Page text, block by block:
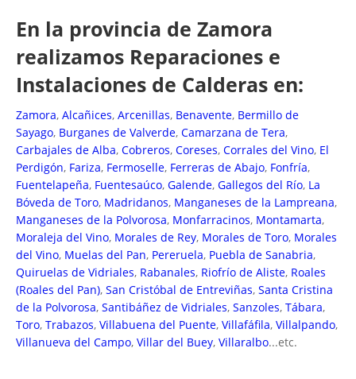
En la provincia de Zamora
realizamos Reparaciones e
Instalaciones de Calderas en:
Zamora, Alcañices, Arcenillas, Benavente, Bermillo de
Sayago, Burganes de Valverde, Camarzana de Tera,
Carbajales de Alba, Cobreros, Coreses, Corrales del Vino, El
Perdigón, Fariza, Fermoselle, Ferreras de Abajo, Fonfría,
Fuentelapeña, Fuentesaúco, Galende, Gallegos del Río, La
Bóveda de Toro, Madridanos, Manganeses de la Lampreana,
Manganeses de la Polvorosa, Monfarracinos, Montamarta,
Moraleja del Vino, Morales de Rey, Morales de Toro, Morales
del Vino, Muelas del Pan, Pereruela, Puebla de Sanabria,
Quiruelas de Vidriales, Rabanales, Riofrío de Aliste, Roales
(Roales del Pan), San Cristóbal de Entreviñas, Santa Cristina
de la Polvorosa, Santibáñez de Vidriales, Sanzoles, Tábara,
Toro, Trabazos, Villabuena del Puente, Villafáfila, Villalpando,
Villanueva del Campo, Villar del Buey, Villaralbo...etc.